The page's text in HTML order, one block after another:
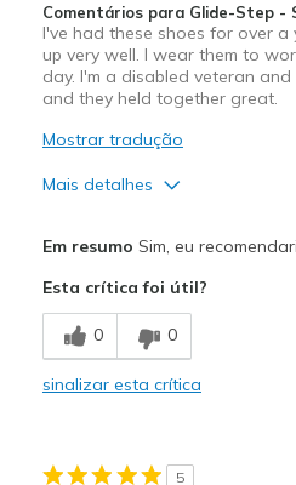
Comentários para Glide-Step -
I've had these shoes for over a
up very well. I wear them to
day. I'm a disabled veteran
and they held together great.
Mostrar tradução
Mais detalhes
Breathe Well
Comfortable
Em resumo Sim, eu
Esta crítica foi útil?
0 0
sinalizar esta crítica
5